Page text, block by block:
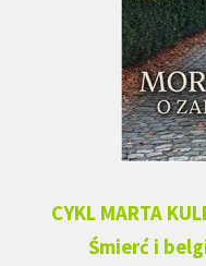
CYKL MARTA
Śmierć i